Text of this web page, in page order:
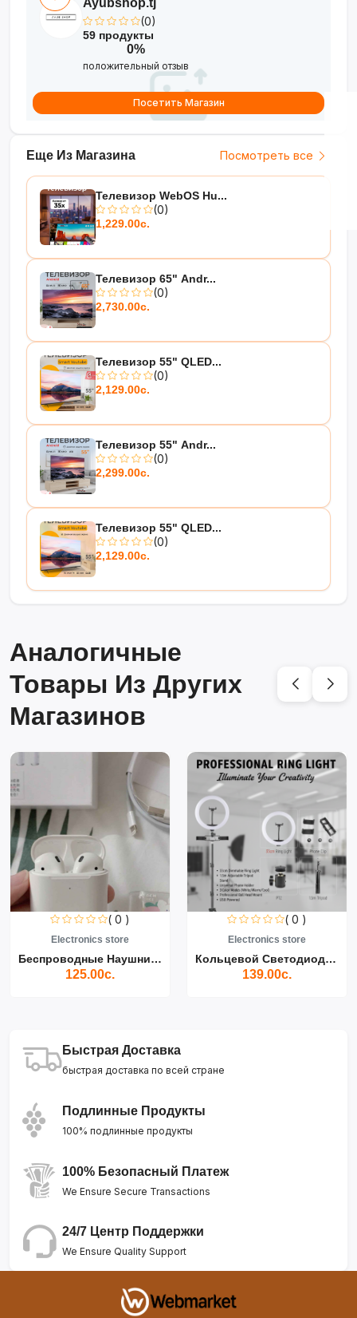
Еще Из Магазина Посмотреть все
Телевизор WebOS Hu...
(0)
1,229.00с.
Телевизор 65" Andr...
(0)
2,730.00с.
Телевизор 55" QLED...
(0)
2,129.00с.
Телевизор 55" Andr...
(0)
2,299.00с.
Телевизор 55" QLED...
(0)
2,129.00с.
Ayubshop.tj
(0)
59 продукты
0%
положительный отзыв
Посетить Магазин
Аналогичные
Товары Из Других
Магазинов
( 0 )
Electronics store
Беспроводные Наушники Air...
125.00с.
( 0 )
Electronics store
Кольцевой Светодиодный Св...
139.00с.
Быстрая Доставка
быстрая доставка по всей стране
Подлинные Продукты
100% подлинные продукты
100% Безопасный Платеж
We Ensure Secure Transactions
24/7 Центр Поддержки
We Ensure Quality Support